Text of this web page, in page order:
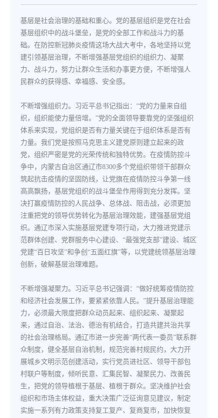
基层是社会治理的基础和重心。党的基层组织是党在社会
基层组织中的战斗堡垒，是党的全部工作和战斗力的基
础。在防控新冠肺炎疫情这场大战大考中，各地坚持以党
建引领基层治理，不断增强基层党组织的组织力、凝聚
力、战斗力，努力让群众生活和办事更方便，不断增强人
民群众的获得感、幸福感、安全感。
不断增强组织力。习近平总书记指出：“党的力量来自组
织，组织能使力量倍增。”党的全面领导要靠党的坚强组织
体系来实现，党组织是否有力量关键在于组织体系是否有
力量。我们党是按照马克思主义建党原则建立起来的政
党，组织严密是党的光荣传统和独特优势。在疫情防控斗
争中，内蒙古自治区通辽市8300多个党组织带领干部群众
筑起抗击疫情的坚固防线，让党旗在疫情防控斗争第一线
高高飘扬，基层党组织的战斗堡垒作用得到充分发挥。坚
决打赢疫情防控的人民战争、总体战、阻击战，必须更加
注重把党的领导优势转化为基层治理效能，建强基层党组
织。通辽市深入实施基层党建专项行动，大力推进党建示
范群体创建、党群服务中心建设、“最强党支部”建设、城区
党建“百日攻坚”和争创“五面红旗”等，以党建统领基层治理
创新，破解基层治理难题。
不断增强凝聚力。习近平总书记强调：“做好统筹疫情防控
和经济社会发展工作，要紧紧依靠人民。”提升基层治理能
力，必须最大限度把群众动员起来、组织起来、凝聚起
来，通过自治、法治、德治有机结合，打造共建共治共享
的社会治理格局。通辽市进一步完善“两代表一委员”联系群
众制度，健全基层自治机制，规范完善村规民约，大力开
展城乡文明示范创建活动，实行党员进社区、领导干部包
村联户等制度，倾听民意、汇集民智、凝聚民力、改善民
生，把党的领导植根于基层、植根于群众。坚决维护社会
组织和市场主体权益，重大决策广泛征询意见建议，制定
实施一系列有力政策支持复工复产、复商复市，加快恢复